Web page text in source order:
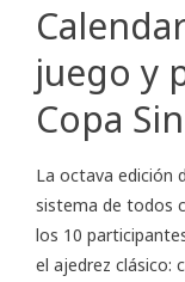
juego y
Copa
La octava edición
sistema de todos
los 10
el ajedrez clásico: